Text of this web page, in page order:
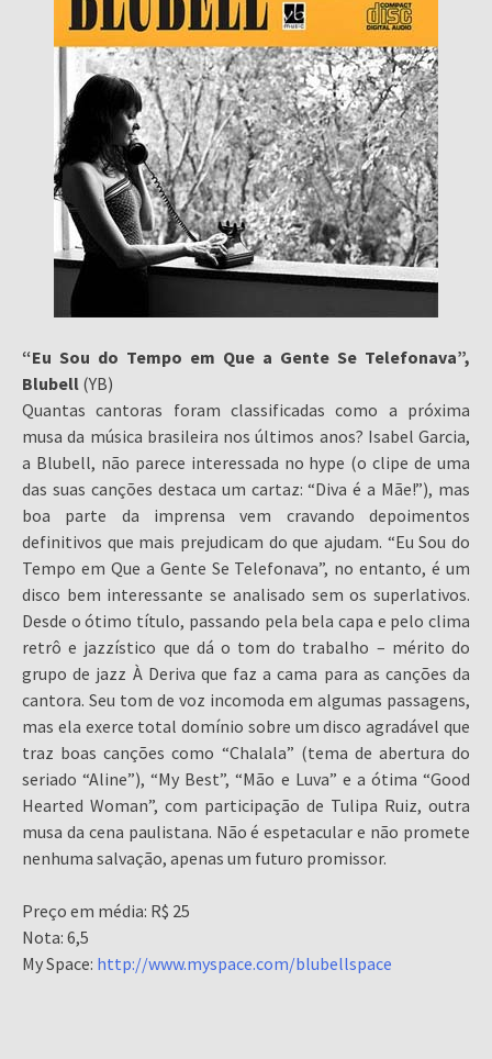
“Eu Sou do Tempo em Que a Gente Se Telefonava”,
Blubell (YB)
Quantas cantoras foram classificadas como a próxima
musa da música brasileira nos últimos anos? Isabel Garcia,
a Blubell, não parece interessada no hype (o clipe de uma
das suas canções destaca um cartaz: “Diva é a Mãe!”), mas
boa parte da imprensa vem cravando depoimentos
definitivos que mais prejudicam do que ajudam. “Eu Sou do
Tempo em Que a Gente Se Telefonava”, no entanto, é um
disco bem interessante se analisado sem os superlativos.
Desde o ótimo título, passando pela bela capa e pelo clima
retrô e jazzístico que dá o tom do trabalho – mérito do
grupo de jazz À Deriva que faz a cama para as canções da
cantora. Seu tom de voz incomoda em algumas passagens,
mas ela exerce total domínio sobre um disco agradável que
traz boas canções como “Chalala” (tema de abertura do
seriado “Aline”), “My Best”, “Mão e Luva” e a ótima “Good
Hearted Woman”, com participação de Tulipa Ruiz, outra
musa da cena paulistana. Não é espetacular e não promete
nenhuma salvação, apenas um futuro promissor.
Preço em média: R$ 25
Nota: 6,5
My Space: http://www.myspace.com/blubellspace